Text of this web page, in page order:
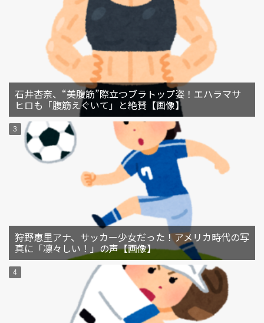
石井杏奈、“美腹筋”際立つブラトップ姿！エハラマサ
ヒロも「腹筋えぐいて」と絶賛【画像】
狩野恵里アナ、サッカー少女だった！アメリカ時代の写
真に「凛々しい！」の声【画像】